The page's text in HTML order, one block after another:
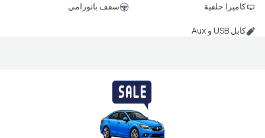
كاميرا خلفية سقف بانورامي
كابل USB و Aux